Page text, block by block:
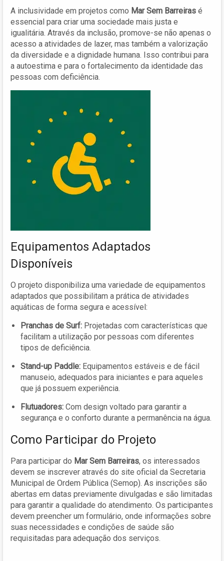
A inclusividade em projetos como Mar Sem Barreiras é
essencial para criar uma sociedade mais justa e
igualitária. Através da inclusão, promove-se não apenas o
acesso a atividades de lazer, mas também a valorização
da diversidade e a dignidade humana. Isso contribui para
a autoestima e para o fortalecimento da identidade das
pessoas com deficiência.
Equipamentos Adaptados
Disponíveis
O projeto disponibiliza uma variedade de equipamentos
adaptados que possibilitam a prática de atividades
aquáticas de forma segura e acessível:
Pranchas de Surf: Projetadas com características que
facilitam a utilização por pessoas com diferentes
tipos de deficiência.
Stand-up Paddle: Equipamentos estáveis e de fácil
manuseio, adequados para iniciantes e para aqueles
que já possuem experiência.
Flutuadores: Com design voltado para garantir a
segurança e o conforto durante a permanência na água.
Como Participar do Projeto
Para participar do Mar Sem Barreiras, os interessados
devem se inscrever através do site oficial da Secretaria
Municipal de Ordem Pública (Semop). As inscrições são
abertas em datas previamente divulgadas e são limitadas
para garantir a qualidade do atendimento. Os participantes
devem preencher um formulário, onde informações sobre
suas necessidades e condições de saúde são
requisitadas para adequação dos serviços.